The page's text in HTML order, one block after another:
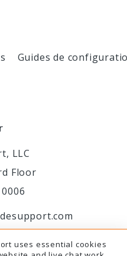
Guides de
LLC
Floor
uses essential cookies